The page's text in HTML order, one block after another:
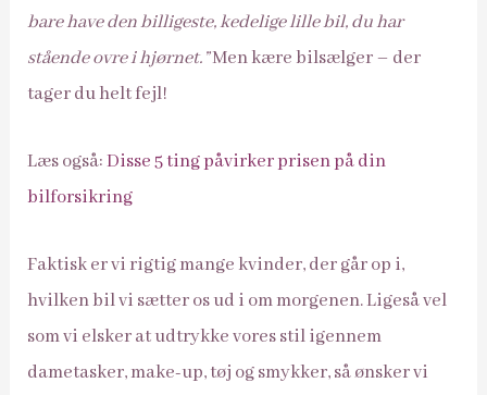
bare have den billigeste, kedelige lille bil, du har
stående ovre i hjørnet.”Men kære bilsælger – der
tager du helt fejl!
Læs også:Disse 5 ting påvirker prisen på din
bilforsikring
Faktisk er vi rigtig mange kvinder, der går op i,
hvilken bil vi sætter os ud i om morgenen. Ligeså vel
som vi elsker at udtrykke vores stil igennem
dametasker, make-up, tøj og smykker, så ønsker vi